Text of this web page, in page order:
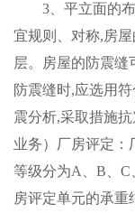
3、平立面的布
宜规则、对称,房
层。房屋的防震缝
防震缝时,应选用
震分析,采取措施
业务）厂房评定：
等级分为A、B、
房评定单元的承重